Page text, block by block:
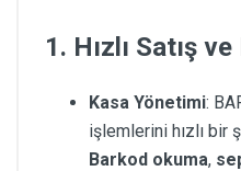
1. Hızlı Satış
Kasa Yönetimi:
işlemlerini hızlı bir
Barkod okuma,